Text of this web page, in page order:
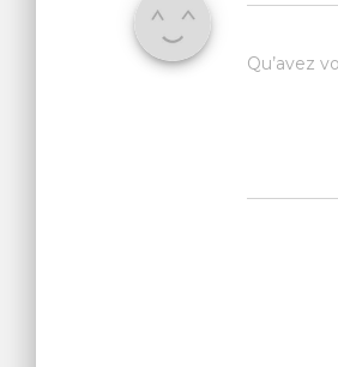
Qu’avez